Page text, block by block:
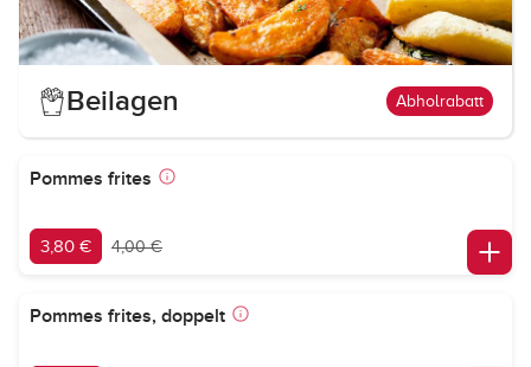
Beilagen Abholrabatt
Pommes frites
3,80 € 4,00 €
Pommes frites, doppelt